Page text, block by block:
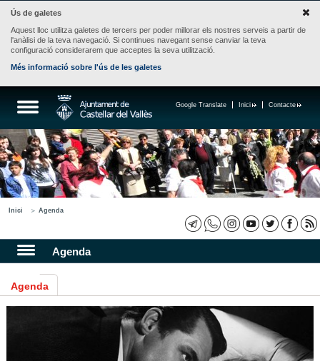
Ús de galetes
Aquest lloc utilitza galetes de tercers per poder millorar els nostres serveis a partir de
l'anàlisi de la teva navegació. Si continues navegant sense canviar la teva
configuració considerarem que acceptes la seva utilització.
Més informació sobre l'ús de les galetes
Contacte
Inici
Google Translate
Inici Agenda
Agenda
Agenda